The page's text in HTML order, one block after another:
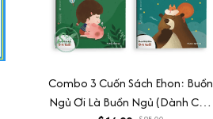
Combo 3 Cuốn Sách Ehon: Buồn
Ngủ Ơi Là Buồn Ngủ (Dành Cho